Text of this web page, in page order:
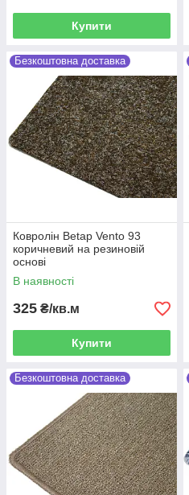
Купити
Безкоштовна доставка
Ковролін Betap Vento 93
коричневий на резиновій
основі
В наявності
325 ₴/кв.м
Купити
Безкоштовна доставка